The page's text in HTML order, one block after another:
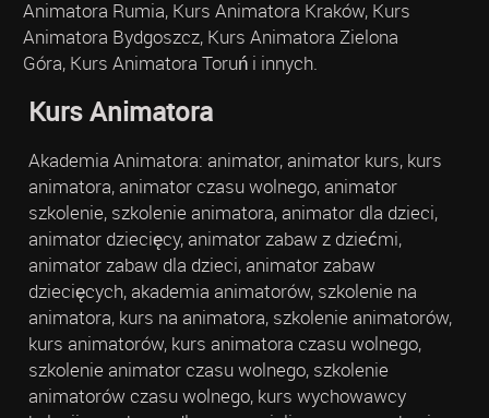
Animatora Rumia, Kurs Animatora Kraków, Kurs
Animatora Bydgoszcz, Kurs Animatora Zielona
Góra, Kurs Animatora Toruń i innych.
Kurs Animatora
Akademia Animatora: animator, animator kurs, kurs
animatora, animator czasu wolnego, animator
szkolenie, szkolenie animatora, animator dla dzieci,
animator dziecięcy, animator zabaw z dziećmi,
animator zabaw dla dzieci, animator zabaw
dziecięcych, akademia animatorów, szkolenie na
animatora, kurs na animatora, szkolenie animatorów,
kurs animatorów, kurs animatora czasu wolnego,
szkolenie animator czasu wolnego, szkolenie
animatorów czasu wolnego, kurs wychowawcy